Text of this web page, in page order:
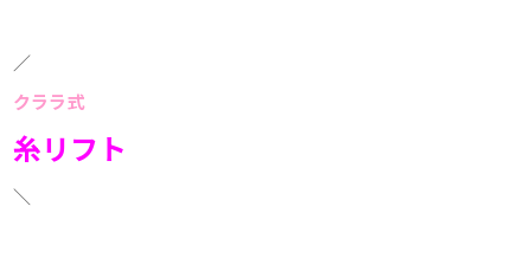
／
クララ式
糸リフト
＼